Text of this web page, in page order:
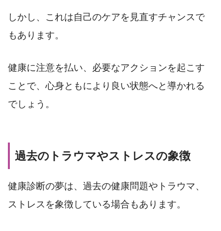
しかし、これは自己のケアを見直すチャンスで
もあります。
健康に注意を払い、必要なアクションを起こす
ことで、心身ともにより良い状態へと導かれる
でしょう。
過去のトラウマやストレスの象徴
健康診断の夢は、過去の健康問題やトラウマ、
ストレスを象徴している場合もあります。